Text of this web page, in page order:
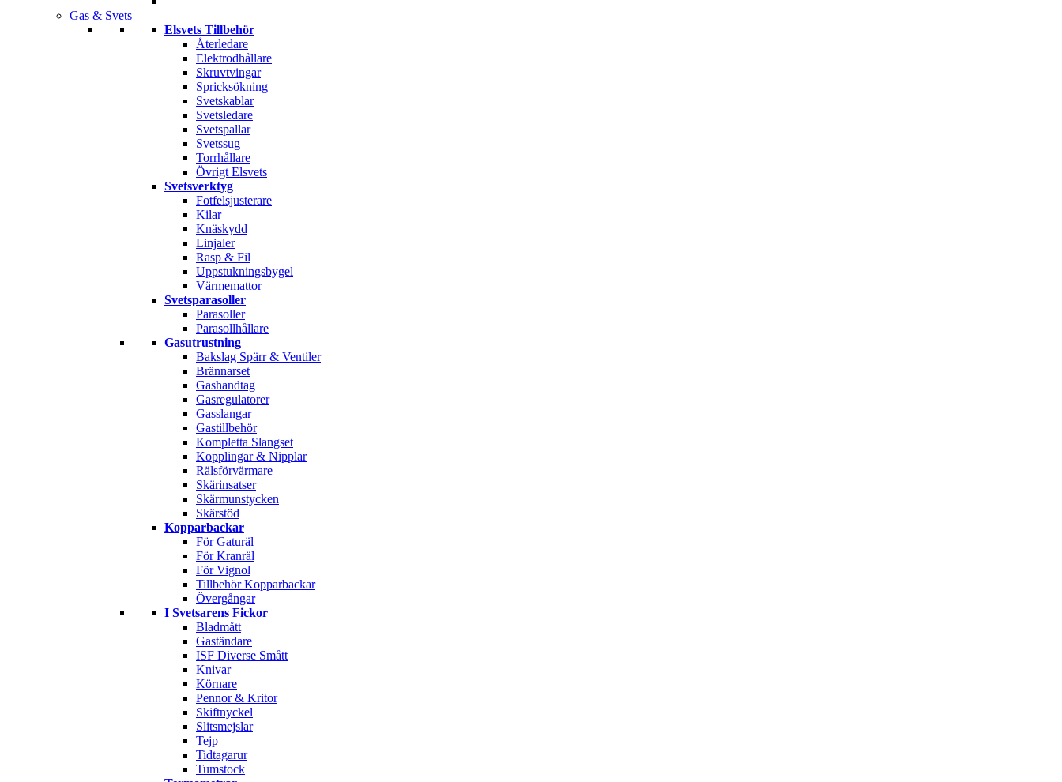
Gas & Svets
Elsvets Tillbehör
Återledare
Elektrodhållare
Skruvtvingar
Spricksökning
Svetskablar
Svetsledare
Svetspallar
Svetssug
Torrhållare
Övrigt Elsvets
Svetsverktyg
Fotfelsjusterare
Kilar
Knäskydd
Linjaler
Rasp & Fil
Uppstukningsbygel
Värmemattor
Svetsparasoller
Parasoller
Parasollhållare
Gasutrustning
Bakslag Spärr & Ventiler
Brännarset
Gashandtag
Gasregulatorer
Gasslangar
Gastillbehör
Kompletta Slangset
Kopplingar & Nipplar
Rälsförvärmare
Skärinsatser
Skärmunstycken
Skärstöd
Kopparbackar
För Gaturäl
För Kranräl
För Vignol
Tillbehör Kopparbackar
Övergångar
I Svetsarens Fickor
Bladmått
Gaständare
ISF Diverse Smått
Knivar
Körnare
Pennor & Kritor
Skiftnyckel
Slitsmejslar
Tejp
Tidtagarur
Tumstock